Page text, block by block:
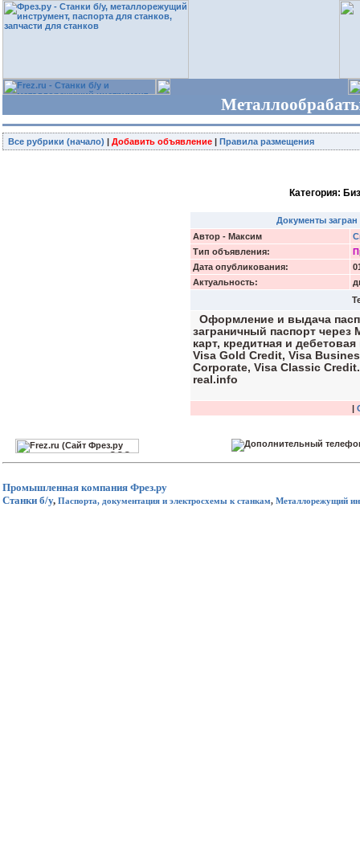
Все рубрики (начало) | Добавить объявление | Правила размещения
Категория:
Документы загран
Автор - Максим
Тип объявления:
П
Дата опубликования:
Актуальность:
Оформление и выдача
заграничный паспорт
карт, кредитная и
Visa Gold Credit, Visa
Corporate, Visa Classic
real.info
|
Промышленная компания Фрез.ру
Станки б/у, Паспорта, документация и электросхемы к станкам, Металлорежущий